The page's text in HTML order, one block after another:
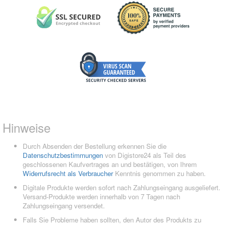
Hinweise
Durch Absenden der Bestellung erkennen Sie die
Datenschutzbestimmungen von Digistore24 als Teil des
geschlossenen Kaufvertrages an und bestätigen, von Ihrem
Widerrufsrecht als VerbraucherKenntnis genommen zu haben.
Digitale Produkte werden sofort nach Zahlungseingang ausgeliefert.
Versand-Produkte werden innerhalb von 7 Tagen nach
Zahlungseingang versendet.
Falls Sie Probleme haben sollten, den Autor des Produkts zu